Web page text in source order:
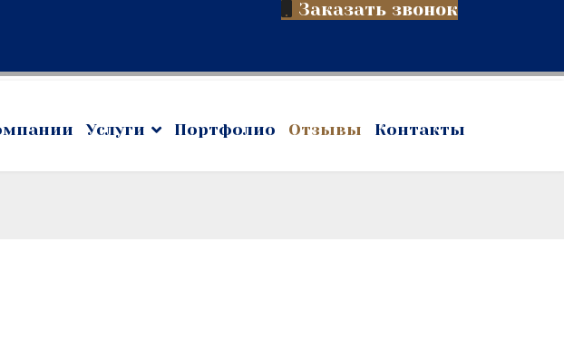
Заказать звонок
Услуги Портфолио Отзывы Контакты